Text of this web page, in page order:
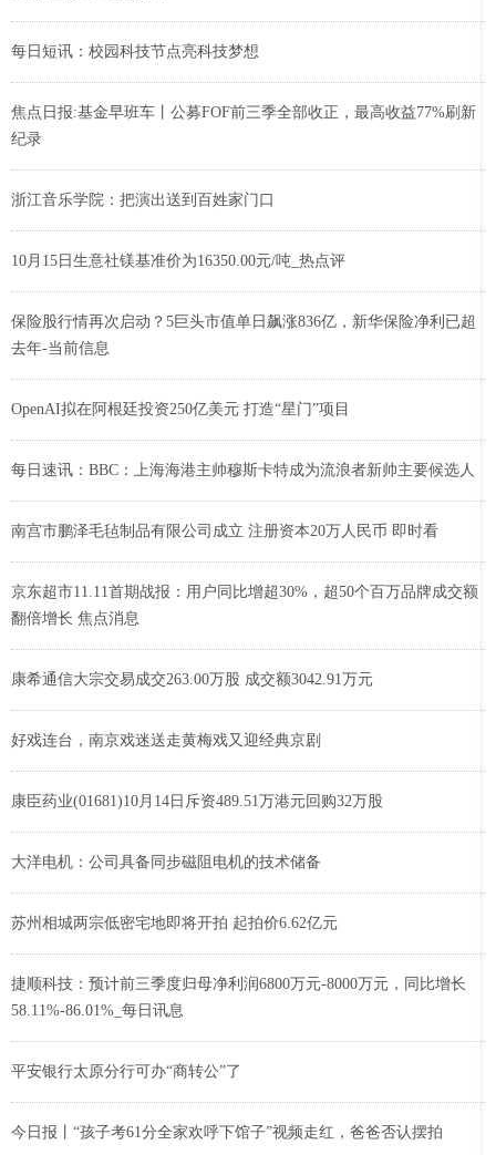
每日短讯：校园科技节点亮科技梦想
焦点日报:基金早班车丨公募FOF前三季全部收正，最高收益77%刷新
纪录
浙江音乐学院：把演出送到百姓家门口
10月15日生意社镁基准价为16350.00元/吨_热点评
保险股行情再次启动？5巨头市值单日飙涨836亿，新华保险净利已超
去年-当前信息
OpenAI拟在阿根廷投资250亿美元 打造“星门”项目
每日速讯：BBC：上海海港主帅穆斯卡特成为流浪者新帅主要候选人
南宫市鹏泽毛毡制品有限公司成立 注册资本20万人民币 即时看
京东超市11.11首期战报：用户同比增超30%，超50个百万品牌成交额
翻倍增长 焦点消息
康希通信大宗交易成交263.00万股 成交额3042.91万元
好戏连台，南京戏迷送走黄梅戏又迎经典京剧
康臣药业(01681)10月14日斥资489.51万港元回购32万股
大洋电机：公司具备同步磁阻电机的技术储备
苏州相城两宗低密宅地即将开拍 起拍价6.62亿元
捷顺科技：预计前三季度归母净利润6800万元-8000万元，同比增长
58.11%-86.01%_每日讯息
平安银行太原分行可办“商转公”了
今日报丨“孩子考61分全家欢呼下馆子”视频走红，爸爸否认摆拍